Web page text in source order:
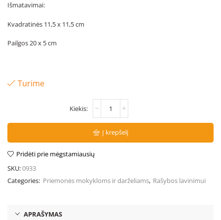
Išmatavimai:
Kvadratinės 11,5 x 11,5 cm
Pailgos 20 x 5 cm
Turime
Į krepšelį
Pridėti prie mėgstamiausių
SKU:0933
Categories: Priemonės mokykloms ir darželiams, Rašybos lavinimui
APRAŠYMAS